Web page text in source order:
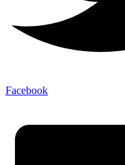
Facebook